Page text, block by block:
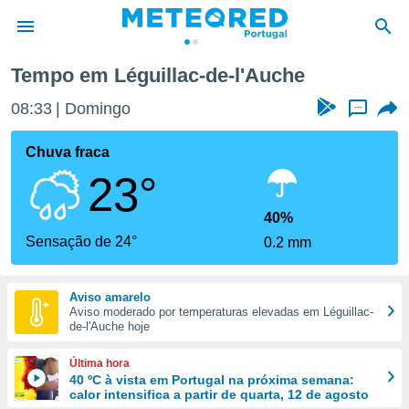
da
foi
fornecidas
a este
das
e
forma
digital
Tempo em Léguillac-de-l'Auche
08:33 Domingo ...
Chuva fraca
23°
Sensação de 24°
40%
0.2 mm
Aviso amarelo
Aviso moderado por temperaturas elevadas em Léguillac-
de-l'Auche hoje
Última hora
40 ºC à vista em Portugal na próxima semana:
calor intensifica a partir de quarta, 12 de agosto